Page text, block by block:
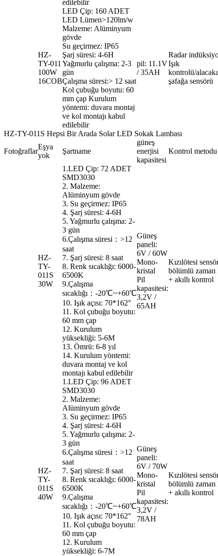
edilebilir
HZ-
TY-011
100W
16COB
LED Çip: 160 ADET
LED Lümen>120lm/w
Malzeme: Alüminyum
gövde
Su geçirmez: IP65
Şarj süresi: 4-6H
Yağmurlu çalışma: 2-3
gün
Çalışma süresi:> 12 saat
Kol çubuğu boyutu: 60
mm çap Kurulum
yöntemi: duvara montaj
ve kol montajı kabul
edilebilir
pil: 11.1V
/ 35AH
Radar
Işık
kontrolü/
şafağa sensörü
HZ-TY-011S Hepsi Bir Arada Solar LED Sokak Lambası
Fotoğraflar
Eşya
yok
Şartname
güneş
enerjisi
kapasitesi
Kontrol metodu
HZ-
TY-
011S
30W
1.LED Çip: 72 ADET
SMD3030
2. Malzeme:
Alüminyum gövde
3. Su geçirmez: IP65
4. Şarj süresi: 4-6H
5. Yağmurlu çalışma: 2-
3 gün
6.Çalışma süresi：>12
saat
7. Şarj süresi: 8 saat
8. Renk sıcaklığı: 6000-
6500K
9.Çalışma
sıcaklığı：-20℃~+60℃
10. Işık açısı: 70*162°
11. Kol çubuğu boyutu:
60 mm çap
12. Kurulum
yüksekliği: 5-6M
13. Ömrü: 6-8 yıl
14. Kurulum yöntemi:
duvara montaj ve kol
montajı kabul edilebilir
Güneş
paneli:
6V / 60W
Mono-
kristal
Pil
kapasitesi:
3,2V /
65AH
Kızılötesi
bölümlü
+ akıllı kontrol
HZ-
TY-
011S
40W
1.LED Çip: 96 ADET
SMD3030
2. Malzeme:
Alüminyum gövde
3. Su geçirmez: IP65
4. Şarj süresi: 4-6H
5. Yağmurlu çalışma: 2-
3 gün
6.Çalışma süresi：>12
saat
7. Şarj süresi: 8 saat
8. Renk sıcaklığı: 6000-
6500K
9.Çalışma
sıcaklığı：-20℃~+60℃
10. Işık açısı: 70*162°
11. Kol çubuğu boyutu:
60 mm çap
12. Kurulum
yüksekliği: 6-7M
Güneş
paneli:
6V / 70W
Mono-
kristal
Pil
kapasitesi:
3,2V /
78AH
Kızılötesi
bölümlü
+ akıllı kontrol